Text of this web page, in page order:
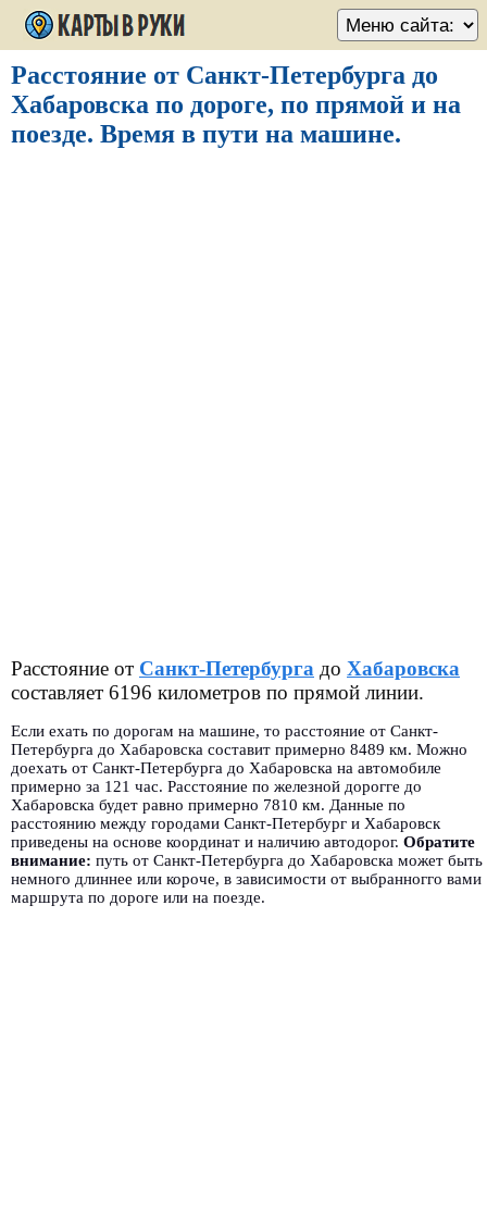
Расстояние от Санкт-Петербурга до
Хабаровска по дороге, по прямой и на
поезде. Время в пути на машине.
Расстояние от Санкт-Петербурга до Хабаровска
составляет 6196 километров по прямой линии.
Если ехать по дорогам на машине, то расстояние от Санкт-
Петербурга до Хабаровска составит примерно 8489 км. Можно
доехать от Санкт-Петербурга до Хабаровска на автомобиле
примерно за 121 час. Расстояние по железной дорогге до
Хабаровска будет равно примерно 7810 км. Данные по
расстоянию между городами Санкт-Петербург и Хабаровск
приведены на основе координат и наличию автодорог. Обратите
внимание: путь от Санкт-Петербурга до Хабаровска может быть
немного длиннее или короче, в зависимости от выбранногго вами
маршрута по дороге или на поезде.